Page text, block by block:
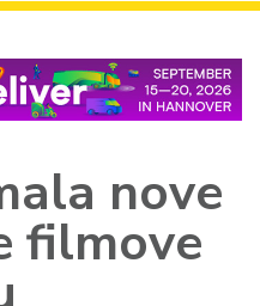
nove
filmove